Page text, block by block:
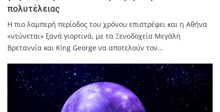
πολυτέλειας
Η πιο λαμπερή περίοδος του χρόνου επιστρέφει και η Αθήνα
«ντύνεται» ξανά γιορτινά, με τα Ξενοδοχεία Μεγάλη
Βρεταννία και King George να αποτελούν τον…